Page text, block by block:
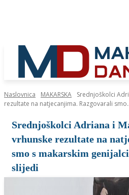
Naslovnica MAKARSKA
Srednjoškolci
rezultate na natjecanjima. Razgovarali
Srednjoškolci Adriana i
vrhunske rezultate na
smo s makarskim
slijedi